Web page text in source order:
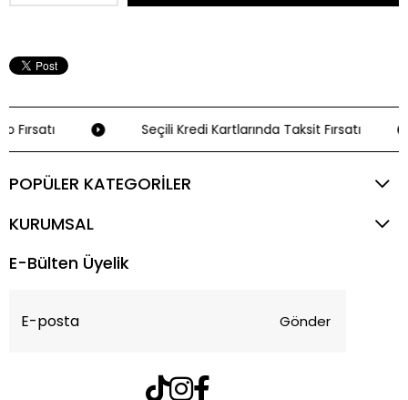
Fırsatı Seçili Kredi Kartlarında Taksit Fırsatı
POPÜLER KATEGORİLER
KURUMSAL
E-Bülten Üyelik
Gönder